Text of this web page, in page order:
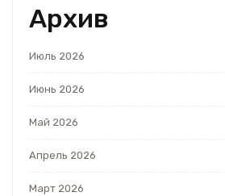
Архив
Июль 2026
Июнь 2026
Май 2026
Апрель 2026
Март 2026